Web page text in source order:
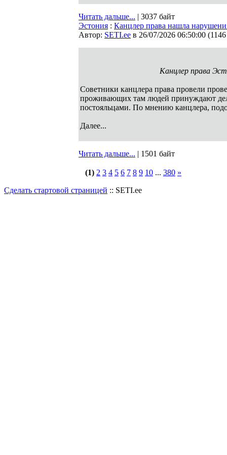
Читать дальше... | 3037 байт
Эстония : Канцлер права нашла
Автор: SETI.ee в 26/07/2026 06:50:00 (
Канцлер права
Советники канцлера права провели
проживающих там людей принуждают
постояльцами. По мнению канцлера,
Далее...
Читать дальше... | 1501 байт
(1) 2 3 4 5 6 7 8 9 10 ... 380 »
Сделать стартовой страницей :: SETI.ee